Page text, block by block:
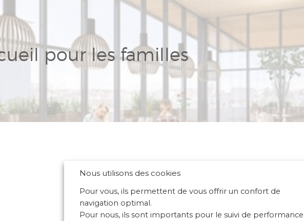
pour les familles
Nous utilisons des cookies
Pour vous, ils permettent de vous offrir un confort de
navigation optimal.
Pour nous, ils sont importants pour le suivi de performance